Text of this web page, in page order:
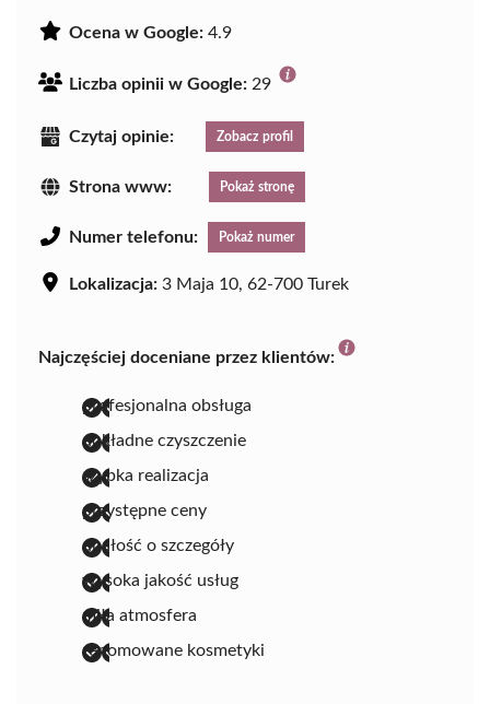
Ocena w Google: 4.9
Liczba opinii w Google: 29
Czytaj opinie: Zobacz profil
Strona www: Pokaż stronę
Numer telefonu: Pokaż numer
Lokalizacja: 3 Maja 10, 62-700 Turek
Najczęściej doceniane przez klientów:
profesjonalna obsługa
dokładne czyszczenie
szybka realizacja
przystępne ceny
dbałość o szczegóły
wysoka jakość usług
miła atmosfera
renomowane kosmetyki